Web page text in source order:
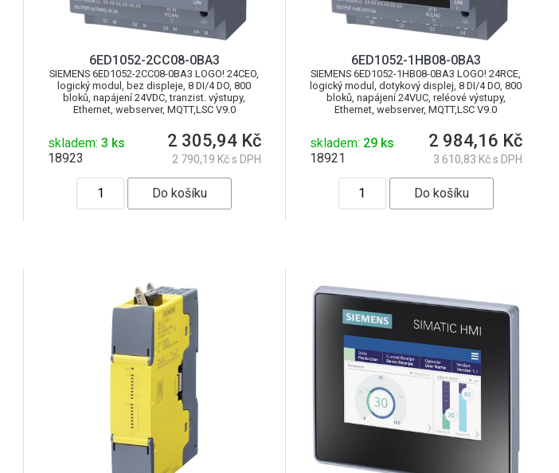
6ED1052-2CC08-0BA3
SIEMENS 6ED1052-2CC08-0BA3 LOGO! 24CEO,
logický modul, bez displeje, 8 DI/4 DO, 800
bloků, napájení 24VDC, tranzist. výstupy,
Ethernet, webserver, MQTT,LSC V9.0
skladem: 3 ks
18923
2 305,94 Kč
2 790,19 Kč s DPH
6ED1052-1HB08-0BA3
SIEMENS 6ED1052-1HB08-0BA3 LOGO! 24RCE,
logický modul, dotykový displej, 8 DI/4 DO, 800
bloků, napájení 24VUC, reléové výstupy,
Ethernet, webserver, MQTT,LSC V9.0
skladem: 29 ks
18921
2 984,16 Kč
3 610,83 Kč s DPH